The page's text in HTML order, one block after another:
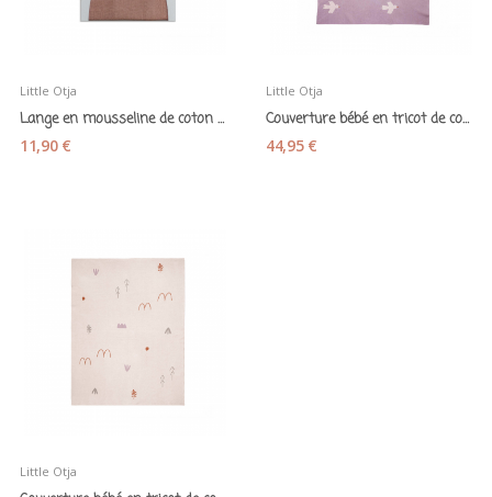
Little Otja
Lange en mousseline de coton beige marron -...
11,90 €
Little Otja
Couverture bébé en tricot de coton bio "Little...
44,95 €
Little Otja